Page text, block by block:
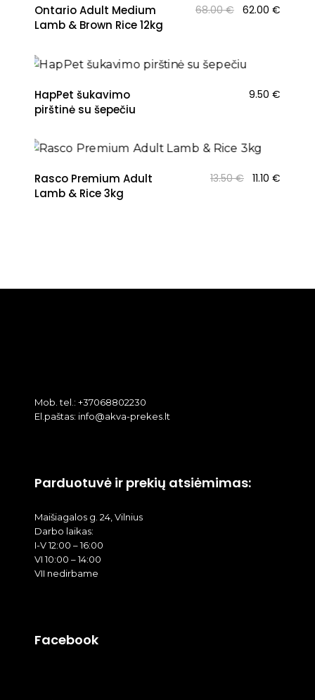
Ontario Adult Medium
Lamb & Brown Rice 12kg
68.00€ Original
62.00 €
HapPet šukavimo
pirštinė su šepečiu
9.50 €
Rasco Premium Adult
Lamb & Rice 3kg
13.50€ Original
11.10 €
Mob. tel.: +37068802230
El.paštas: info@akva-prekes.lt
Parduotuvė ir prekių atsiėmimas:
Maišiagalos g. 24, Vilnius
Darbo laikas:
I-V 12:00 – 16:00
VI 10:00 – 14:00
VII nedirbame
Facebook